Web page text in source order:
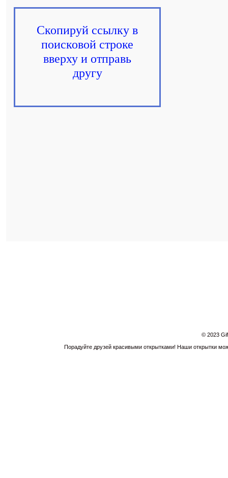
Скопируй ссылку в
поисковой строке
вверху и отправь
другу
© 2023
Порадуйте друзей красивыми открытками! Наши открытки